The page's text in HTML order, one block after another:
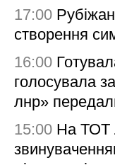
17:00
створення
16:00
голосувала
лнр»
15:00 На ТОТ